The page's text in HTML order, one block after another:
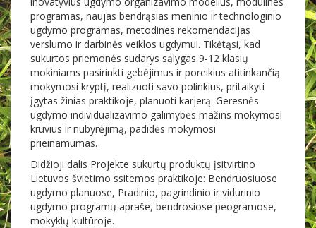
programas, naujas bendrąsias meninio ir technologinio
ugdymo programas, metodines rekomendacijas
verslumo ir darbinės veiklos ugdymui. Tikėtąsi, kad
sukurtos priemonės sudarys sąlygas 9-12 klasių
mokiniams pasirinkti gebėjimus ir poreikius atitinkančią
mokymosi kryptį, realizuoti savo polinkius, pritaikyti
įgytas žinias praktikoje, planuoti karjerą. Geresnės
ugdymo individualizavimo galimybės mažins mokymosi
krūvius ir nubyrėjimą, padidės mokymosi
prieinamumas.
Didžioji dalis Projekte sukurtų produktų įsitvirtino
Lietuvos švietimo ssitemos praktikoje: Bendruosiuose
ugdymo planuose, Pradinio, pagrindinio ir vidurinio
ugdymo programų apraše, bendrosiose peogramose,
mokyklų kultūroje.